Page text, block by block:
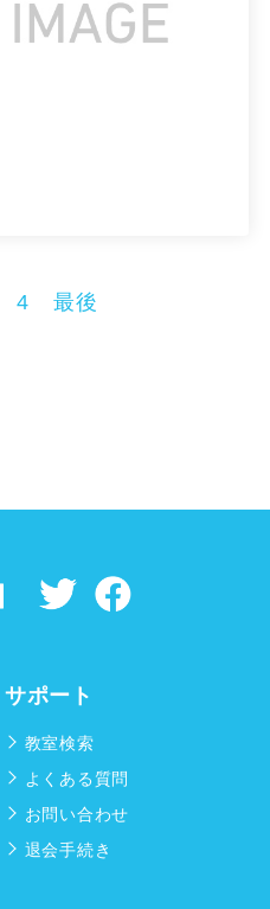
4 最後
サポート
教室検索
よくある質問
お問い合わせ
退会手続き